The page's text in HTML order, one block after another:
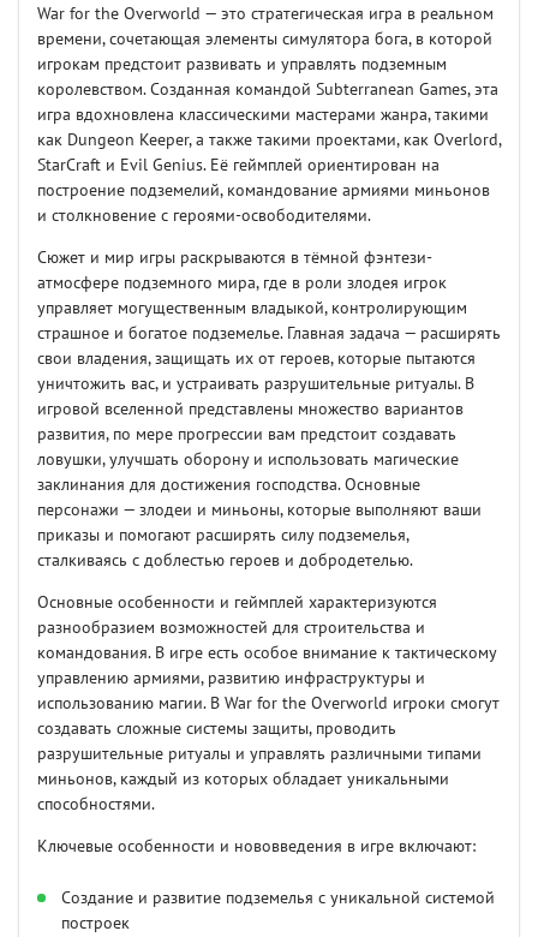
War for the Overworld — это стратегическая игра в реальном
времени, сочетающая элементы симулятора бога, в которой
игрокам предстоит развивать и управлять подземным
королевством. Созданная командой Subterranean Games, эта
игра вдохновлена классическими мастерами жанра, такими
как Dungeon Keeper, а также такими проектами, как Overlord,
StarCraft и Evil Genius. Её геймплей ориентирован на
построение подземелий, командование армиями миньонов
и столкновение с героями-освободителями.
Сюжет и мир игры раскрываются в тёмной фэнтези-
атмосфере подземного мира, где в роли злодея игрок
управляет могущественным владыкой, контролирующим
страшное и богатое подземелье. Главная задача — расширять
свои владения, защищать их от героев, которые пытаются
уничтожить вас, и устраивать разрушительные ритуалы. В
игровой вселенной представлены множество вариантов
развития, по мере прогрессии вам предстоит создавать
ловушки, улучшать оборону и использовать магические
заклинания для достижения господства. Основные
персонажи — злодеи и миньоны, которые выполняют ваши
приказы и помогают расширять силу подземелья,
сталкиваясь с доблестью героев и добродетелью.
Основные особенности и геймплей характеризуются
разнообразием возможностей для строительства и
командования. В игре есть особое внимание к тактическому
управлению армиями, развитию инфраструктуры и
использованию магии. В War for the Overworld игроки смогут
создавать сложные системы защиты, проводить
разрушительные ритуалы и управлять различными типами
миньонов, каждый из которых обладает уникальными
способностями.
Ключевые особенности и нововведения в игре включают:
Создание и развитие подземелья с уникальной системой
построек